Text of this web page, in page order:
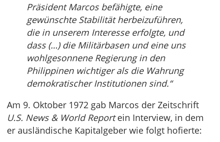
Präsident Marcos befähigte, eine
gewünschte Stabilität herbeizuführen,
die in unserem Interesse erfolgte, und
dass (…) die Militärbasen und eine uns
wohlgesonnene Regierung in den
Philippinen wichtiger als die Wahrung
demokratischer Institutionen sind.“
Am 9. Oktober 1972 gab Marcos der Zeitschrift
U.S. News & World Reportein Interview, in dem
er ausländische Kapitalgeber wie folgt hofierte: